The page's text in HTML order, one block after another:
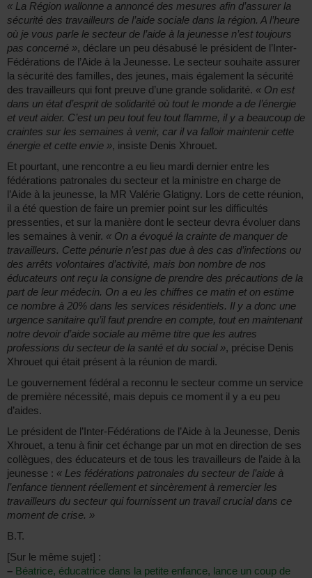
« La Région wallonne a annoncé des mesures afin d’assurer la
sécurité des travailleurs de l’aide sociale dans la région. A l’heure
où je vous parle le secteur de l’aide à la jeunesse n’est toujours
pas concerné », déclare un peu désabusé le président de l’Inter-
Fédérations de l’Aide à la Jeunesse. Le secteur souhaite assurer
la sécurité des familles, des jeunes, mais également la sécurité
des travailleurs qui font preuve d’une grande solidarité. « On est
dans un état d’esprit de solidarité où tout le monde a de l’énergie
et veut aider. C’est un peu tout feu tout flamme, il y a beaucoup de
craintes sur les semaines à venir, car il va falloir maintenir cette
énergie et cette envie », insiste Denis Xhrouet.
Et pourtant, une rencontre a eu lieu mardi dernier entre les
fédérations patronales du secteur et la ministre en charge de
l’Aide à la jeunesse, la MR Valérie Glatigny. Lors de cette réunion,
il a été question de faire un premier point sur les difficultés
pressenties, et sur la manière dont le secteur devra évoluer dans
les semaines à venir. « On a évoqué la crainte de manquer de
travailleurs. Cette pénurie n’est pas due à des cas d’infections ou
des arrêts volontaires d’activité, mais bon nombre de nos
éducateurs ont reçu la consigne de prendre des précautions de la
part de leur médecin. On a eu les chiffres ce matin et on estime
ce nombre à 20% dans les services résidentiels. Il y a donc une
urgence sanitaire qu’il faut prendre en compte, tout en maintenant
notre devoir d’aide sociale au même titre que les autres
professions du secteur de la santé et du social », précise Denis
Xhrouet qui était présent à la réunion de mardi.
Le gouvernement fédéral a reconnu le secteur comme un service
de première nécessité, mais depuis ce moment il y a eu peu
d’aides.
Le président de l’Inter-Fédérations de l’Aide à la Jeunesse, Denis
Xhrouet, a tenu à finir cet échange par un mot en direction de ses
collègues, des éducateurs et de tous les travailleurs de l’aide à la
jeunesse : « Les fédérations patronales du secteur de l’aide à
l’enfance tiennent réellement et sincèrement à remercier les
travailleurs du secteur qui fournissent un travail crucial dans ce
moment de crise. »
B.T.
[Sur le même sujet] :
– Béatrice, éducatrice dans la petite enfance, lance un coup de